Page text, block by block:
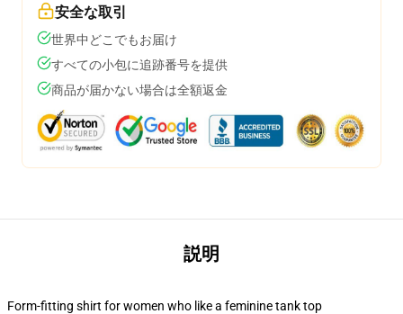
安全な取引
世界中どこでもお届け
すべての小包に追跡番号を提供
商品が届かない場合は全額返金
説明
Form-fitting shirt for women who like a feminine tank top